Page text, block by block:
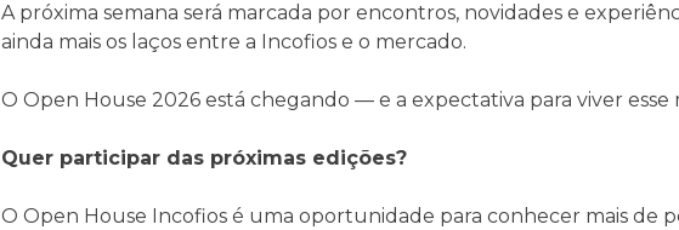
A próxima semana será marcada por encontros, novidades e
ainda mais os laços entre a Incofios e o mercado.
O Open House 2026 está chegando — e a expectativa para viver
Quer participar das próximas edições?
O Open House Incofios é uma oportunidade para conhecer mais de